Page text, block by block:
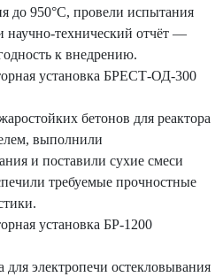
до 950°C, провели испытания
научно-технический отчёт —
к внедрению.
установка БРЕСТ-ОД-300
бетонов для реактора
выполнили
и поставили сухие смеси
требуемые прочностные
установка БР-1200
электропечи остекловывания